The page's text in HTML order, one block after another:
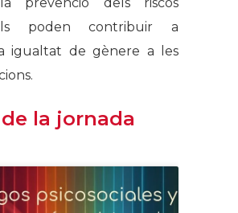
prevenció dels riscos
poden contribuir a
igualtat de gènere a les
la jornada